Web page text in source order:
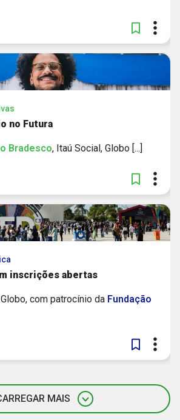
no Futura
Bradesco, Itaú Social, Globo [...]
inscrições abertas
com patrocínio da Fundação
MAIS